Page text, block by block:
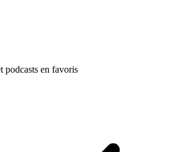
podcasts en favoris